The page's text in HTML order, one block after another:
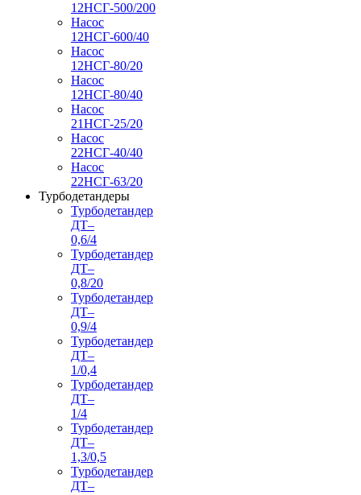
12НСГ-500/200
Насос
12НСГ-600/40
Насос
12НСГ-80/20
Насос
12НСГ-80/40
Насос
21НСГ-25/20
Насос
22НСГ-40/40
Насос
22НСГ-63/20
Турбодетандеры
Турбодетандер
ДТ–
0,6/4
Турбодетандер
ДТ–
0,8/20
Турбодетандер
ДТ–
0,9/4
Турбодетандер
ДТ–
1/0,4
Турбодетандер
ДТ–
1/4
Турбодетандер
ДТ–
1,3/0,5
Турбодетандер
ДТ–